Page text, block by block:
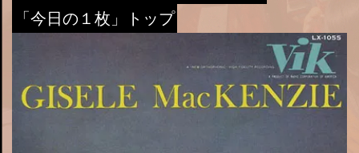
「今日の１枚」トップ